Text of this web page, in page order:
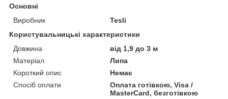
Основні
Виробник
Tesli
Користувальницькі характеристики
Довжина
від 1,9 до 3 м
Матеріал
Липа
Короткий опис
Немає
Спосіб оплати
Оплата готівкою, Visa /
MasterCard, безготівкою